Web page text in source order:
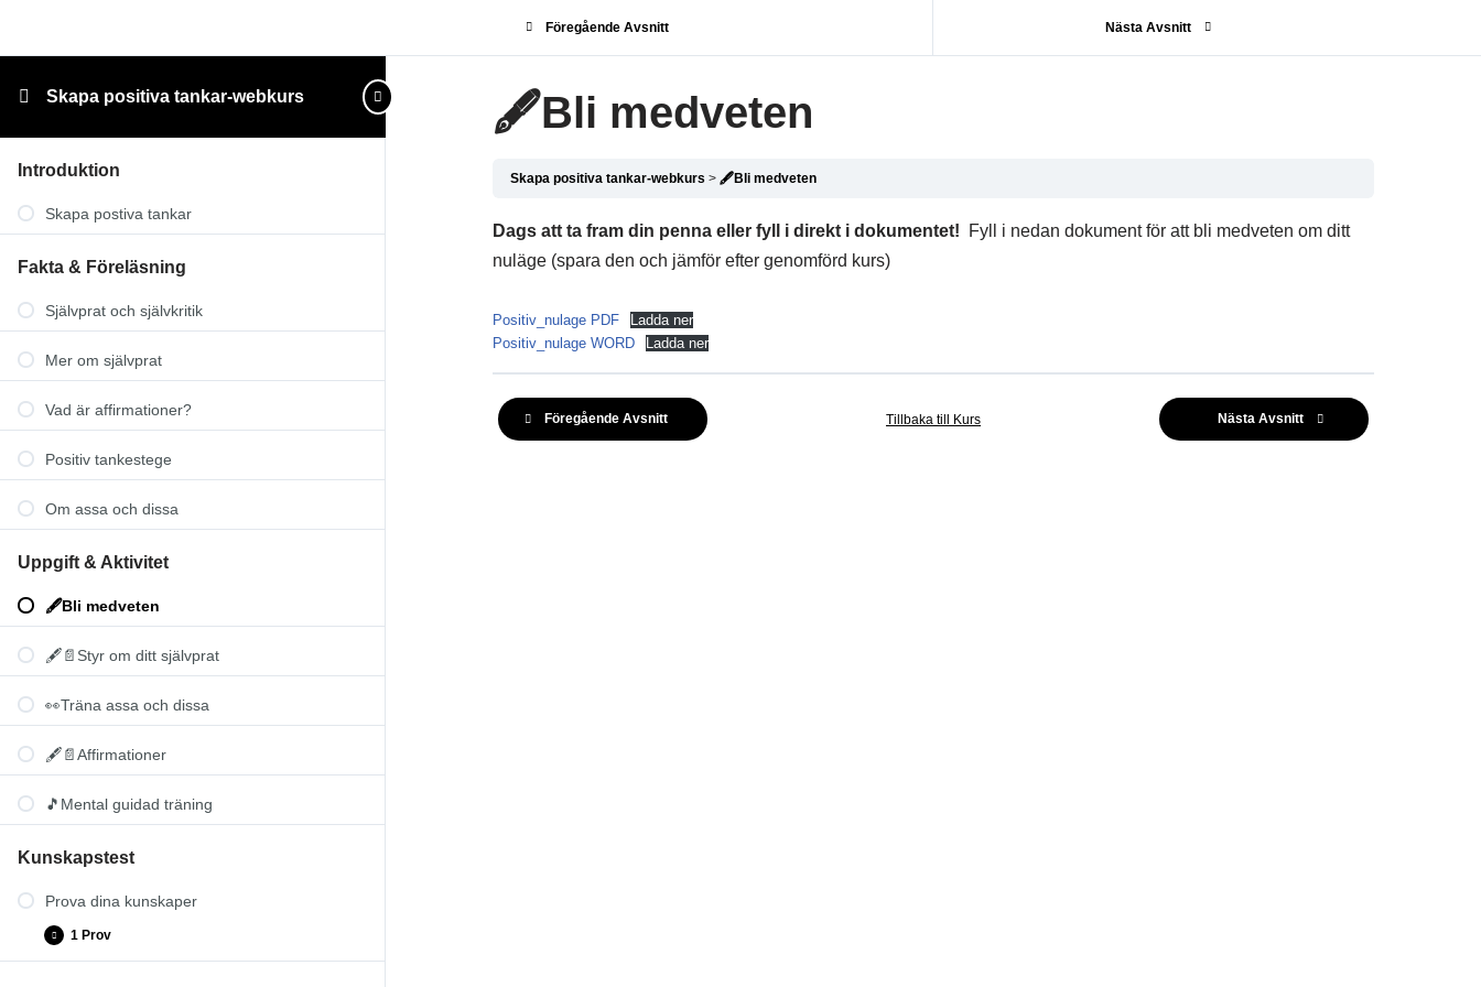
Skapa positiva tankar-webkurs
Introduktion
Skapa postiva tankar
Fakta & Föreläsning
Självprat och självkritik
Mer om självprat
Vad är affirmationer?
Positiv tankestege
Om assa och dissa
Uppgift & Aktivitet
🖋️Bli medveten
🖋️📄Styr om ditt självprat
👀Träna assa och dissa
🖋️📄Affirmationer
🎵Mental guidad träning
Kunskapstest
Prova dina kunskaper
1 Prov
Föregående Avsnitt Nästa Avsnitt
🖋️Bli medveten
Skapa positiva tankar-webkurs 🖋️Bli medveten
Dags att ta fram din penna eller fyll i direkt i dokumentet!
Fyll i nedan dokument för att bli medveten om ditt
nuläge (spara den och jämför efter genomförd kurs)
Positiv_nulage PDF
Ladda ner
Positiv_nulage WORD
Ladda ner
Föregående Avsnitt Tillbaka till Kurs Nästa Avsnitt